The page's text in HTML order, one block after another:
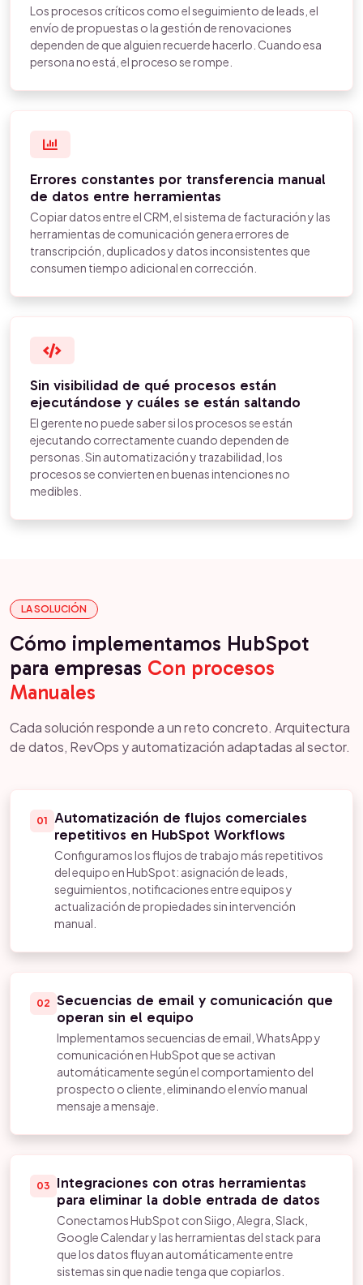
Los procesos críticos como el seguimiento de leads, el
envío de propuestas o la gestión de renovaciones
dependen de que alguien recuerde hacerlo. Cuando esa
persona no está, el proceso se rompe.
Errores constantes por transferencia manual
de datos entre herramientas
Copiar datos entre el CRM, el sistema de facturación y las
herramientas de comunicación genera errores de
transcripción, duplicados y datos inconsistentes que
consumen tiempo adicional en corrección.
Sin visibilidad de qué procesos están
ejecutándose y cuáles se están saltando
El gerente no puede saber si los procesos se están
ejecutando correctamente cuando dependen de
personas. Sin automatización y trazabilidad, los
procesos se convierten en buenas intenciones no
medibles.
LA SOLUCIÓN
Cómo implementamos HubSpot
para empresas Con procesos
Manuales
Cada solución responde a un reto concreto. Arquitectura
de datos, RevOps y automatización adaptadas al sector.
01 Automatización de flujos comerciales
repetitivos en HubSpot Workflows
Configuramos los flujos de trabajo más repetitivos
del equipo en HubSpot: asignación de leads,
seguimientos, notificaciones entre equipos y
actualización de propiedades sin intervención
manual.
02 Secuencias de email y comunicación que
operan sin el equipo
Implementamos secuencias de email, WhatsApp y
comunicación en HubSpot que se activan
automáticamente según el comportamiento del
prospecto o cliente, eliminando el envío manual
mensaje a mensaje.
03
Integraciones con otras herramientas
para eliminar la doble entrada de datos
Conectamos HubSpot con Siigo, Alegra, Slack,
Google Calendar y las herramientas del stack para
que los datos fluyan automáticamente entre
sistemas sin que nadie tenga que copiarlos.